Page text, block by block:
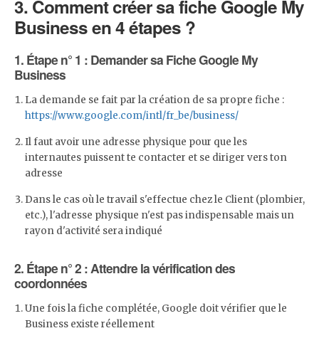
3. Comment créer sa fiche Google My
Business en 4 étapes ?
1. Étape n° 1 : Demander sa Fiche Google My
Business
La demande se fait par la création de sa propre fiche :
https://www.google.com/intl/fr_be/business/
Il faut avoir une adresse physique pour que les
internautes puissent te contacter et se diriger vers ton
adresse
Dans le cas où le travail s'effectue chez le Client (plombier,
etc.), l'adresse physique n'est pas indispensable mais un
rayon d'activité sera indiqué
2. Étape n° 2 : Attendre la vérification des
coordonnées
Une fois la fiche complétée, Google doit vérifier que le
Business existe réellement